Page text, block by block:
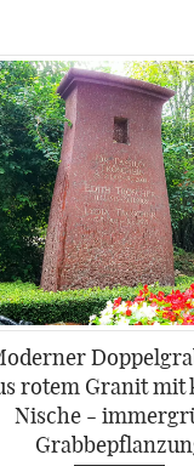
rotem Granit mit
Nische -